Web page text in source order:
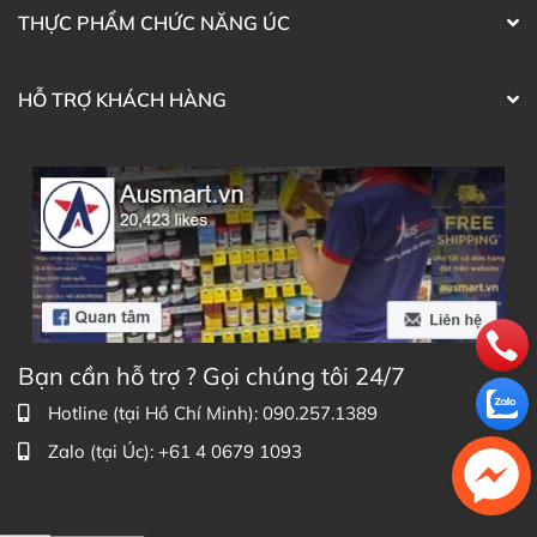
900g dành cho trẻ trên 1 tuổi trực tiếp trên website
(Australia)
Điện thoại liên hệ đặt hàng:0902.571.389
Thạc sĩ Điều dưỡng & Cố vấn sản
phẩm Lily Huỳnh
Đã duyệt nội
dung
THỰC PHẨM CHỨC NĂNG ÚC
HỖ TRỢ KHÁCH HÀNG
Bạn cần hỗ trợ ? Gọi chúng tôi 24/7
Hotline (tại Hồ Chí Minh): 090.257.1389
Zalo (tại Úc): +61 4 0679 1093